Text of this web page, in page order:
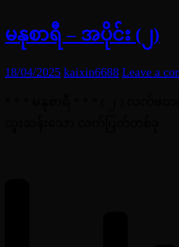
မနုစာရီ – အပိုင်း (၂)
18/04/2025 kaixin6688 Leave a